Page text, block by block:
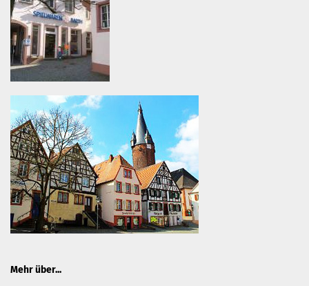
Mehr über...